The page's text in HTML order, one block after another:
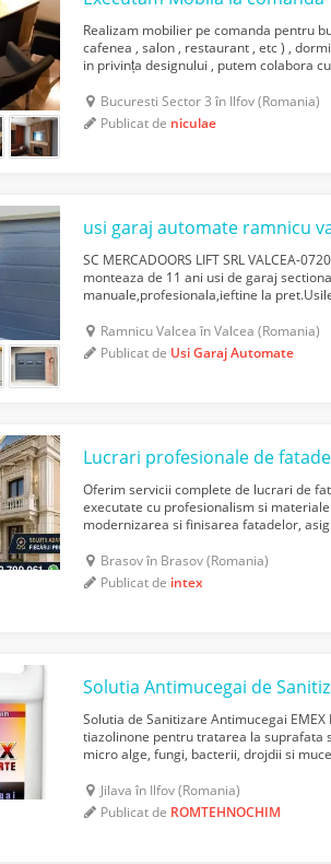
Realizam mobilier pe comanda pentru
cafenea , salon , restaurant , etc ) ,
in privința designului , putem colabora
Bucuresti Sector 3 în Ilfov (Romania)
Publicat de niculae
SC MERCADOORS LIFT SRL VALCEA-
monteaza de 11 ani usi de garaj
manuale,profesionala,ieftine la
Ramnicu Valcea în Valcea (Romania)
Publicat de Usi Garaj Automate
Lucrari profesionale de
Oferim servicii complete de lucrari de
executate cu profesionalism si
modernizarea si finisarea fatadelor,
Brasov în Brasov (Romania)
Publicat de intex
Solutia Antimucegai de
Solutia de Sanitizare Antimucegai
tiazolinone pentru tratarea la suprafata
micro alge, fungi, bacterii, drojdii si
Jilava în Ilfov (Romania)
Publicat de ROMTEHNOCHIM